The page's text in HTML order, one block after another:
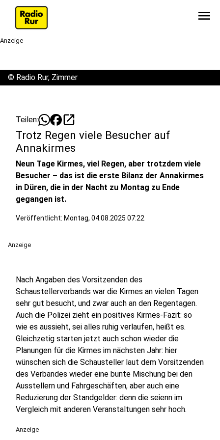
menu
Anzeige
© Radio Rur, Zimmer
Teilen: open_in_new
Trotz Regen viele Besucher auf
Annakirmes
Neun Tage Kirmes, viel Regen, aber trotzdem viele
Besucher – das ist die erste Bilanz der Annakirmes
in Düren, die in der Nacht zu Montag zu Ende
gegangen ist.
Veröffentlicht: Montag, 04.08.2025 07:22
Anzeige
Nach Angaben des Vorsitzenden des
Schaustellerverbands war die Kirmes an vielen Tagen
sehr gut besucht, und zwar auch an den Regentagen.
Auch die Polizei zieht ein positives Kirmes-Fazit: so
wie es aussieht, sei alles ruhig verlaufen, heißt es.
Gleichzetig starten jetzt auch schon wieder die
Planungen für die Kirmes im nächsten Jahr: hier
wünschen sich die Schausteller laut dem Vorsitzenden
des Verbandes wieder eine bunte Mischung bei den
Ausstellern und Fahrgeschäften, aber auch eine
Reduzierung der Standgelder: denn die seienn im
Vergleich mit anderen Veranstaltungen sehr hoch.
Anzeige